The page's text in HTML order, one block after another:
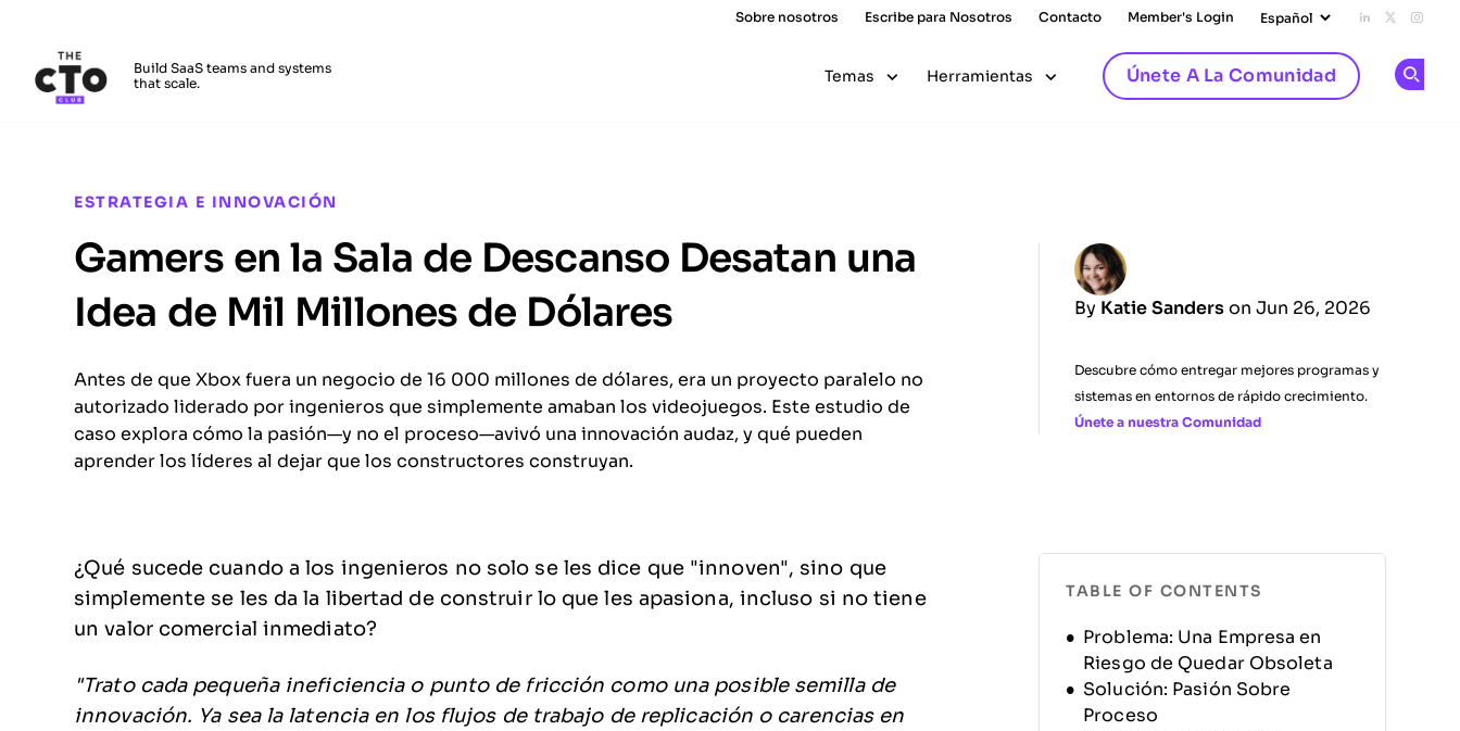
Sobre nosotros Escribe para Nosotros Contacto Member's Login Add us on
Follow
Build SaaS teams and systems
that scale.
Temas Herramientas Únete A La Comunidad
ESTRATEGIA E INNOVACIÓN
Gamers en la Sala de Descanso Desatan una
Idea de Mil Millones de Dólares
By Katie Sanders on Jun 26, 2026
Descubre cómo entregar mejores programas y
sistemas en entornos de rápido crecimiento.
Únete a nuestra Comunidad
Antes de que Xbox fuera un negocio de 16 000 millones de dólares, era un proyecto paralelo no
autorizado liderado por ingenieros que simplemente amaban los videojuegos. Este estudio de
caso explora cómo la pasión—y no el proceso—avivó una innovación audaz, y qué pueden
aprender los líderes al dejar que los constructores construyan.
¿Qué sucede cuando a los ingenieros no solo se les dice que "innoven", sino que
simplemente se les da la libertad de construir lo que les apasiona, incluso si no tiene
un valor comercial inmediato?
"Trato cada pequeña ineficiencia o punto de fricción como una posible semilla de
innovación. Ya sea la latencia en los flujos de trabajo de replicación o carencias en
TABLE OF CONTENTS
Problema: Una Empresa en
Riesgo de Quedar Obsoleta
Solución: Pasión Sobre
Proceso